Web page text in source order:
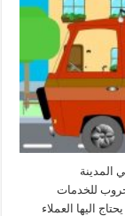
للخدمات
اليها العملاء